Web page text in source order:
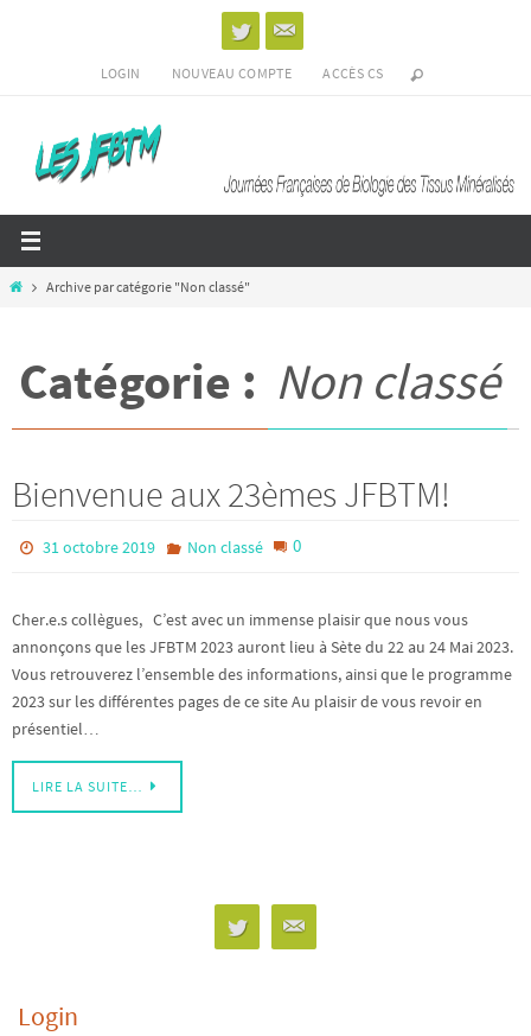
LOGIN NOUVEAU COMPTE ACCÈS CS
HomeArchive par catégorie "Non classé"
Catégorie : Non classé
Bienvenue aux 23èmes JFBTM!
31 octobre 2019 Non classé 0
Cher.e.s collègues, C’est avec un immense plaisir que nous vous
annonçons que les JFBTM 2023 auront lieu à Sète du 22 au 24 Mai 2023.
Vous retrouverez l’ensemble des informations, ainsi que le programme
2023 sur les différentes pages de ce site Au plaisir de vous revoir en
présentiel…
LIRE LA SUITE…
Login